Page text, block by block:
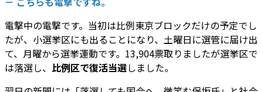
電撃中の電撃です。当初は比例東京ブロックだけの予定でし
たが、小選挙区にも出ることになり、土曜日に選管に届け出
て、月曜から選挙運動です。13,904票取りましたが選挙区で
は落選し、 比例区で復活当選しました。